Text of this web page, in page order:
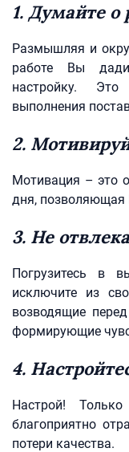
1. Думайте о
Размышляя и
работе Вы
настройку.
выполнения
2.
Мотивация – это
дня, позволяющая
3. Не
Погрузитесь в
исключите из
возводящие
формирующие
4.
Настрой!
благоприятно
потери качества.